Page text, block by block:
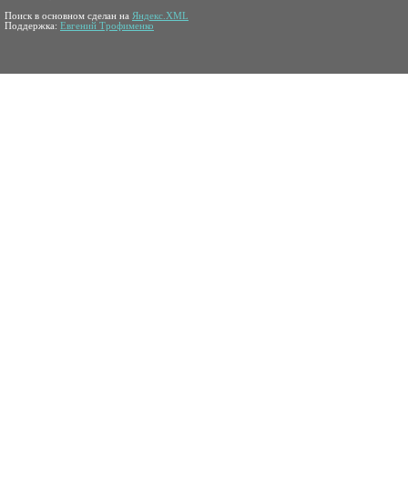
Поиск в основном сделан на Яндекс.XML
Поддержка: Евгений Трофименко